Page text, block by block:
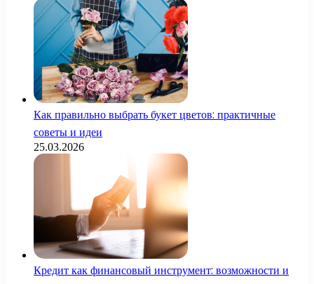
Как правильно выбрать букет цветов: практичные
советы и идеи
25.03.2026
Кредит как финансовый инструмент: возможности и